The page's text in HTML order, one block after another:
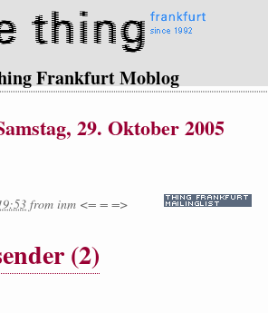
Frankfurt Moblog
29. Oktober 2005
from inm <= = =>
(2)